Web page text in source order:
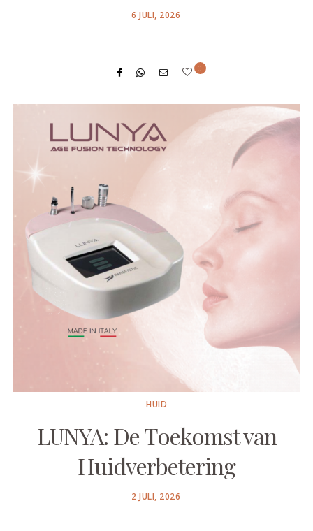
POSTED
6 JULI, 2026
0
HUID
LUNYA: De Toekomst van
Huidverbetering
POSTED
2 JULI, 2026